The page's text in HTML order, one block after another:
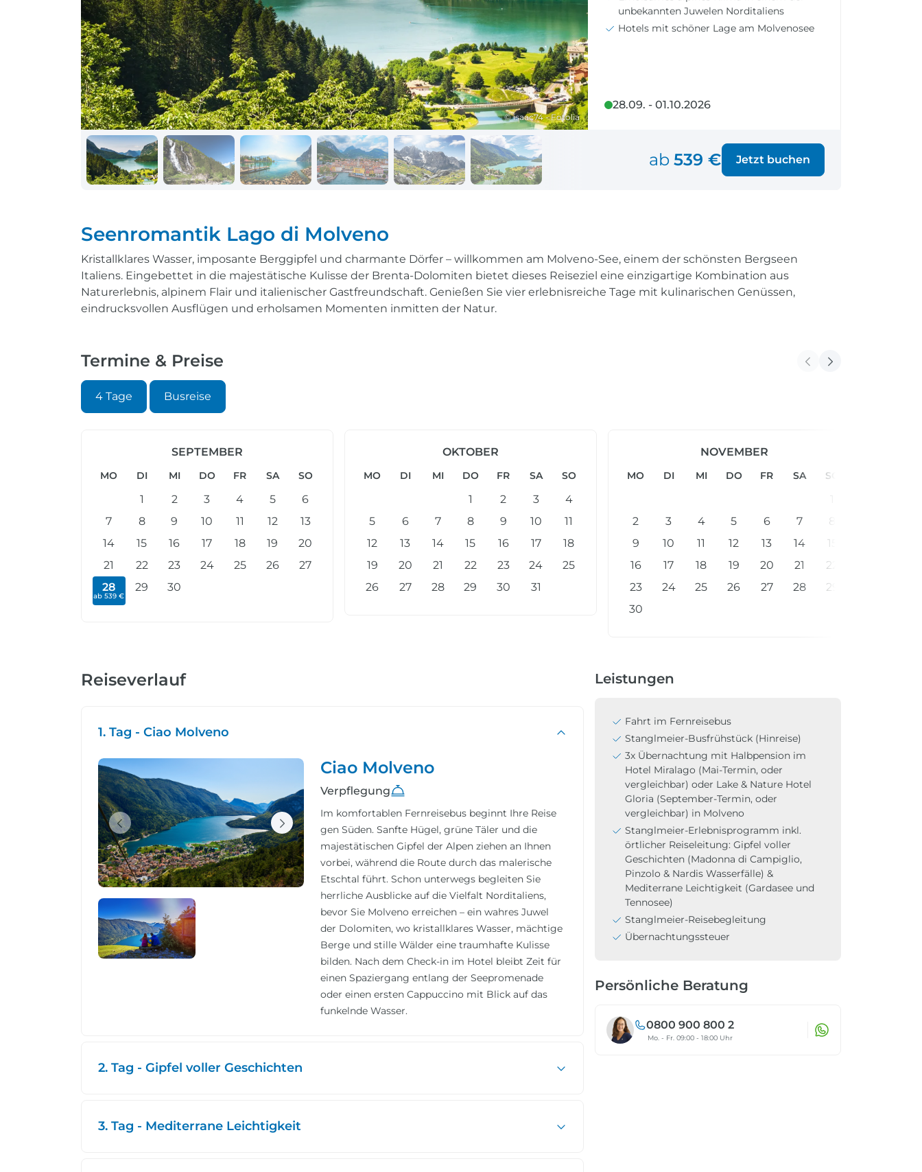
Frankreich
Reisen mit
Durchführungsgarantie
Letzte Plätze sichern
Reisekalender
Ihr perfekt geplantes Jahr
Abfahrtsstellen
Alles auf einen Blick
Alle Reiseziele
Reisen mit
Durchführungsgarantie
Letzte Plätze sichern
Reisekalender
Ihr perfekt geplantes Jahr
Ihr Weg zum Flughafen
Flughafentransfer & Parken
Einreisebestimmungen
Alles Wichtige
Landausflüge buchen
© isaac74 - Fotolia
unbekannten Juwelen Norditaliens
Hotels mit schöner Lage am Molvenosee
28.09. - 01.10.2026
ab 539 € Jetzt buchen
Seenromantik Lago di Molveno
Kristallklares Wasser, imposante Berggipfel und charmante Dörfer – willkommen am Molveno-See, einem der schönsten Bergseen
Italiens. Eingebettet in die majestätische Kulisse der Brenta-Dolomiten bietet dieses Reiseziel eine einzigartige Kombination aus
Naturerlebnis, alpinem Flair und italienischer Gastfreundschaft. Genießen Sie vier erlebnisreiche Tage mit kulinarischen Genüssen,
eindrucksvollen Ausflügen und erholsamen Momenten inmitten der Natur.
Termine & Preise
4 Tage Busreise
SEPTEMBER
MO DI MI DO FR SA SO
1 2 3 4 5
6
7
8 9 10 11 12
13
14
15 16 17 18 19
20
21
22 23 24 25 26
27
28
ab 539 €
29 30
OKTOBER
MO DI MI DO FR SA SO
1 2 3
4
5
6 7 8 9 10
11
12
13 14 15 16 17
18
19
20 21 22 23 24
25
26
27 28 29 30 31
NOVEMBER
MO DI MI DO FR SA SO
2
3 4 5 6 7
8
9
10 11 12 13 14
15
16
17 18 19 20 21
22
23
24 25 26 27 28
29
30
Reiseverlauf
1. Tag - Ciao Molveno
Ciao Molveno
Verpflegung
Im komfortablen Fernreisebus beginnt Ihre Reise
gen Süden. Sanfte Hügel, grüne Täler und die
majestätischen Gipfel der Alpen ziehen an Ihnen
vorbei, während die Route durch das malerische
Etschtal führt. Schon unterwegs begleiten Sie
herrliche Ausblicke auf die Vielfalt Norditaliens,
bevor Sie Molveno erreichen – ein wahres Juwel
der Dolomiten, wo kristallklares Wasser, mächtige
Berge und stille Wälder eine traumhafte Kulisse
bilden. Nach dem Check-in im Hotel bleibt Zeit für
einen Spaziergang entlang der Seepromenade
oder einen ersten Cappuccino mit Blick auf das
funkelnde Wasser.
2. Tag - Gipfel voller Geschichten
3. Tag - Mediterrane Leichtigkeit
Leistungen
Fahrt im Fernreisebus
Stanglmeier-Busfrühstück (Hinreise)
3x Übernachtung mit Halbpension im
Hotel Miralago (Mai-Termin, oder
vergleichbar) oder Lake & Nature Hotel
Gloria (September-Termin, oder
vergleichbar) in Molveno
Stanglmeier-Erlebnisprogramm inkl.
örtlicher Reiseleitung: Gipfel voller
Geschichten (Madonna di Campiglio,
Pinzolo & Nardis Wasserfälle) &
Mediterrane Leichtigkeit (Gardasee und
Tennosee)
Stanglmeier-Reisebegleitung
Übernachtungssteuer
Persönliche Beratung
0800 900 800 2
Mo. - Fr. 09:00 - 18:00 Uhr